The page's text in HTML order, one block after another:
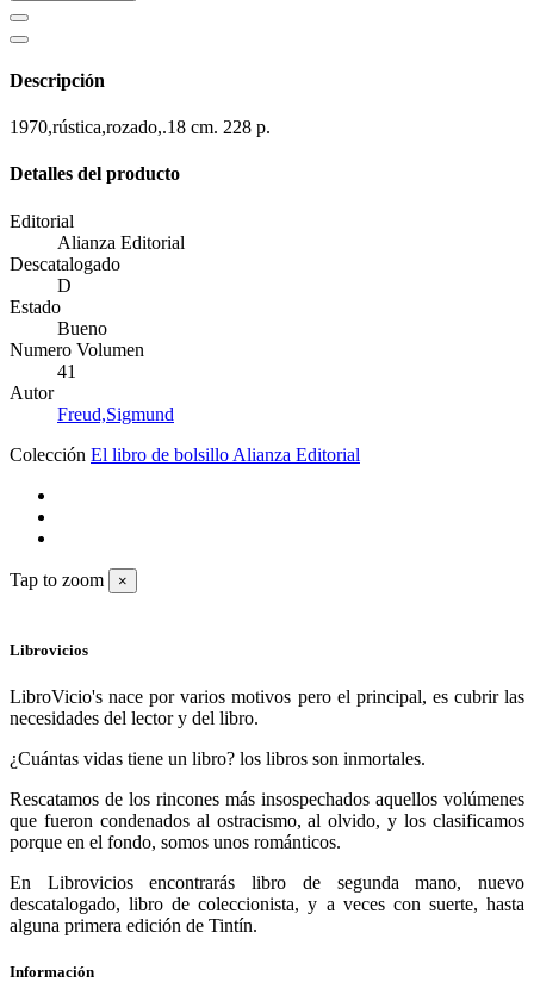
Descripción
1970,rústica,rozado,.18 cm. 228 p.
Detalles del producto
Editorial
Alianza Editorial
Descatalogado
D
Estado
Bueno
Numero Volumen
41
Autor
Freud,Sigmund
Colección El libro de bolsillo Alianza Editorial
Tap to zoom ×
Librovicios
LibroVicio's nace por varios motivos pero el principal, es cubrir las
necesidades del lector y del libro.
¿Cuántas vidas tiene un libro? los libros son inmortales.
Rescatamos de los rincones más insospechados aquellos volúmenes
que fueron condenados al ostracismo, al olvido, y los clasificamos
porque en el fondo, somos unos románticos.
En Librovicios encontrarás libro de segunda mano, nuevo
descatalogado, libro de coleccionista, y a veces con suerte, hasta
alguna primera edición de Tintín.
Información